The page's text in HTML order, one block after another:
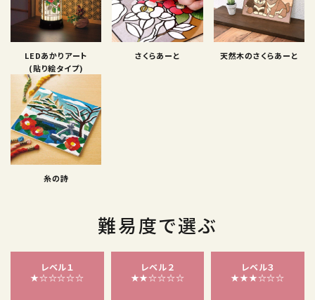
LEDあかりアート
(貼り絵タイプ)
さくらあーと 天然木のさくらあーと
糸の詩
難易度で選ぶ
レベル１
★☆☆☆☆☆
レベル２
★★☆☆☆☆
レベル３
★★★☆☆☆